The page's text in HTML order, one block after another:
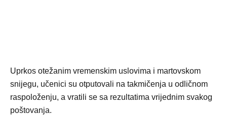
Uprkos otežanim vremenskim uslovima i martovskom
snijegu, učenici su otputovali na takmičenja u odličnom
raspoloženju, a vratili se sa rezultatima vrijednim svakog
poštovanja.